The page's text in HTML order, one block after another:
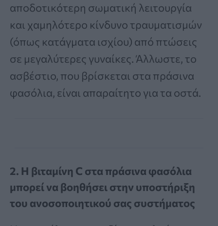
αποδοτικότερη σωματική λειτουργία
και χαμηλότερο κίνδυνο τραυματισμών
(όπως κατάγματα ισχίου) από πτώσεις
σε μεγαλύτερες γυναίκες. Άλλωστε, το
ασβέστιο, που βρίσκεται στα πράσινα
φασόλια, είναι απαραίτητο για τα οστά.
2. Η βιταμίνη C στα πράσινα φασόλια
μπορεί να βοηθήσει στην υποστήριξη
του ανοσοποιητικού σας συστήματος